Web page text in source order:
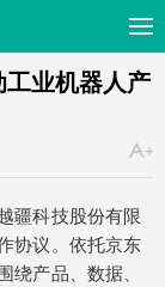
业机器人产
疆科技股份有限
协议。依托京东
绕产品、数据、